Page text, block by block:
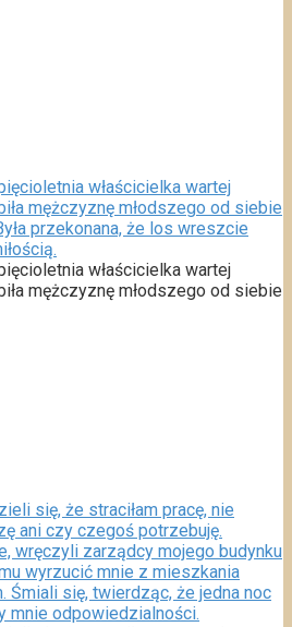
właścicielka wartej
mężczyznę młodszego od siebie
przekonana, że los wreszcie
właścicielka wartej
mężczyznę młodszego od siebie
się, że straciłam pracę, nie
ani czy czegoś potrzebuję.
wręczyli zarządcy mojego budynku
wyrzucić mnie z mieszkania
się, twierdząc, że jedna noc
mnie odpowiedzialności.